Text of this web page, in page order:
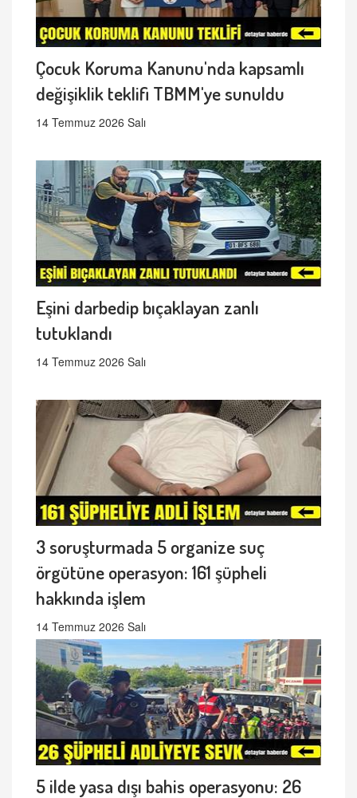
Çocuk Koruma Kanunu'nda kapsamlı
değişiklik teklifi TBMM'ye sunuldu
14 Temmuz 2026 Salı
Eşini darbedip bıçaklayan zanlı
tutuklandı
14 Temmuz 2026 Salı
3 soruşturmada 5 organize suç
örgütüne operasyon: 161 şüpheli
hakkında işlem
14 Temmuz 2026 Salı
5 ilde yasa dışı bahis operasyonu: 26